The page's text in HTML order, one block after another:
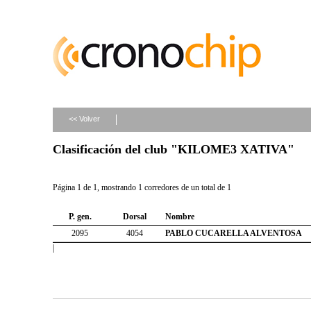
<< Volver
Clasificación del club "KILOME3 XATIVA"
Página 1 de 1, mostrando 1 corredores de un total de 1
P. gen. Dorsal
Nombre
2095
4054
PABLO CUCARELLA ALVENTOSA
|